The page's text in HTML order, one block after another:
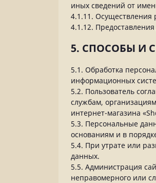
иных сведений от
4.1.11. Осуществления
4.1.12.
5. СПОСОБЫ И
5.1. Обработка
информационных
5.2. Пользователь
службам,
интернет-магазина
5.3. Персональные
основаниям и в
5.4. При утрате или
данных.
5.5. Администрация
неправомерного или